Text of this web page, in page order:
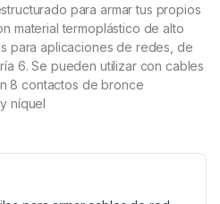
para armar tus propios
material termoplástico de alto
para aplicaciones de redes, de
6. Se pueden utilizar con cables
8 contactos de bronce
níquel